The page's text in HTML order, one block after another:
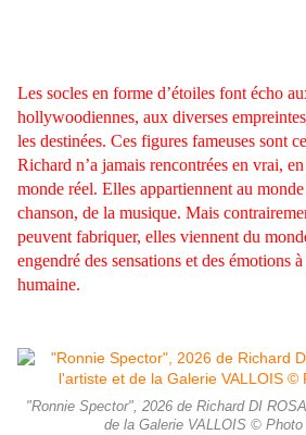
Les socles en forme d’étoiles font écho
hollywoodiennes, aux diverses
les destinées. Ces figures fameuses sont
Richard n’a jamais rencontrées en vrai,
monde réel. Elles appartiennent au
chanson, de la musique. Mais
peuvent fabriquer, elles viennent du
engendré des sensations et des émotions
humaine.
"Ronnie Spector", 2026 de Richard DI
de la Galerie VALLOIS ©